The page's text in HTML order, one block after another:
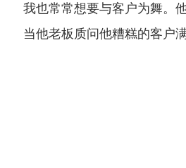
我也常常想要与客户为舞。
当他老板质问他糟糕的客户